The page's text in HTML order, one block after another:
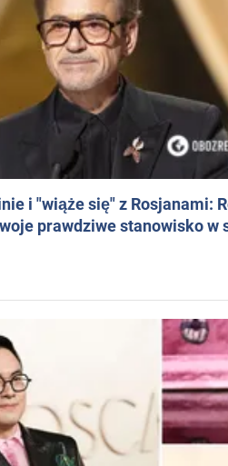
i "wiąże się" z Rosjanami:
prawdziwe stanowisko w